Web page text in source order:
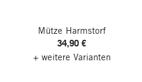
Mütze Harmstorf
34,90 €
+ weitere Varianten